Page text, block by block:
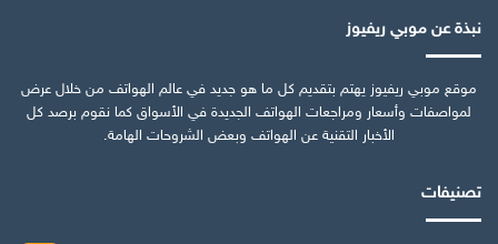
نبذة عن موبي ريفيوز
موقع موبي ريفيوز يهتم بتقديم كل ما هو جديد في عالم الهواتف من خلال عرض
لمواصفات وأسعار ومراجعات الهواتف الجديدة في الأسواق كما نقوم برصد كل
الأخبار التقنية عن الهواتف وبعض الشروحات الهامة.
تصنيفات